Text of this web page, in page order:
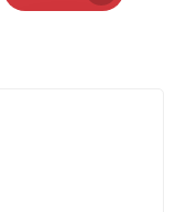
Pinterest